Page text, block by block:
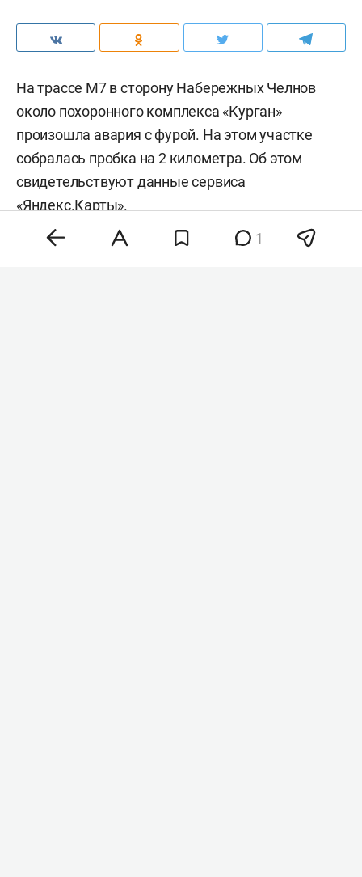
На трассе М7 в сторону Набережных Челнов
около похоронного комплекса «Курган»
произошла авария с фурой. На этом участке
собралась пробка на 2 километра. Об этом
свидетельствуют данные сервиса
«Яндекс.Карты».
1